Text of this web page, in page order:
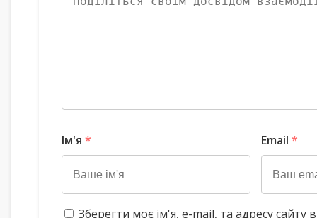
Ім'я * Email *
Зберегти моє ім'я, e-mail, та адресу